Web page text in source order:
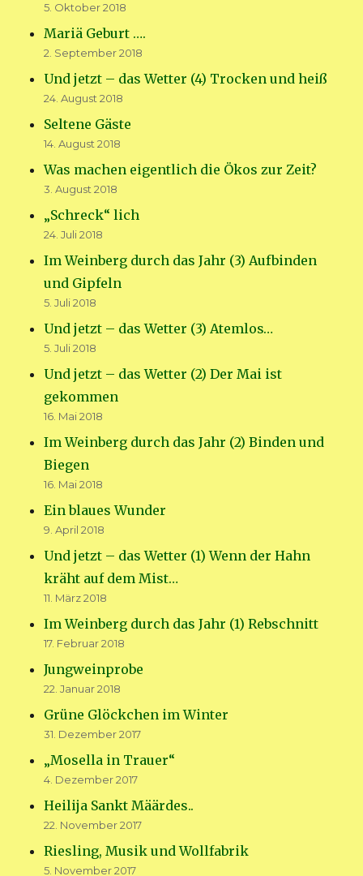
5. Oktober 2018
Mariä Geburt ….
2. September 2018
Und jetzt – das Wetter (4) Trocken und heiß
24. August 2018
Seltene Gäste
14. August 2018
Was machen eigentlich die Ökos zur Zeit?
3. August 2018
„Schreck“ lich
24. Juli 2018
Im Weinberg durch das Jahr (3) Aufbinden
und Gipfeln
5. Juli 2018
Und jetzt – das Wetter (3) Atemlos…
5. Juli 2018
Und jetzt – das Wetter (2) Der Mai ist
gekommen
16. Mai 2018
Im Weinberg durch das Jahr (2) Binden und
Biegen
16. Mai 2018
Ein blaues Wunder
9. April 2018
Und jetzt – das Wetter (1) Wenn der Hahn
kräht auf dem Mist…
11. März 2018
Im Weinberg durch das Jahr (1) Rebschnitt
17. Februar 2018
Jungweinprobe
22. Januar 2018
Grüne Glöckchen im Winter
31. Dezember 2017
„Mosella in Trauer“
4. Dezember 2017
Heilija Sankt Määrdes..
22. November 2017
Riesling, Musik und Wollfabrik
5. November 2017